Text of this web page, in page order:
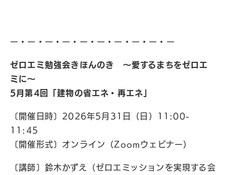
ー・ー・ー・ー・ー・ー・ー・ー・ー・ー
ゼロエミ勉強会きほんのき 〜愛するまちをゼロエ
ミに〜
5月第4回「建物の省エネ・再エネ」
〔開催日時〕2026年5月31日（日）11:00-
11:45
〔開催形式〕オンライン（Zoomウェビナー）
〔講師〕鈴木かずえ（ゼロエミッションを実現する会